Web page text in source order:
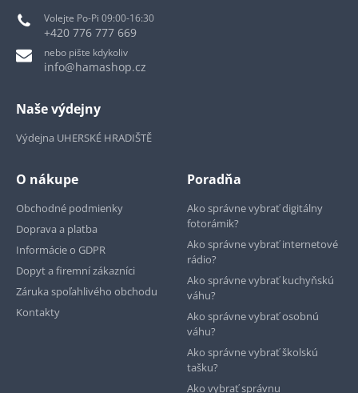
Volejte Po-Pi 09:00-16:30
+420 776 777 669
nebo pište kdykoliv
info@hamashop.cz
Naše výdejny
Výdejna UHERSKÉ HRADIŠTĚ
O nákupe
Obchodné podmienky
Doprava a platba
Informácie o GDPR
Dopyt a firemní zákazníci
Záruka spoľahlivého obchodu
Kontakty
Poradňa
Ako správne vybrať digitálny
fotorámik?
Ako správne vybrať internetové
rádio?
Ako správne vybrať kuchyňskú
váhu?
Ako správne vybrať osobnú
váhu?
Ako správne vybrať školskú
tašku?
Ako vybrať správnu